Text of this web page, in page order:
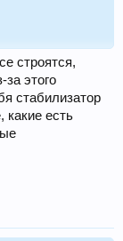
строятся,
за этого
стабилизатор
какие есть